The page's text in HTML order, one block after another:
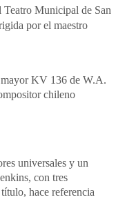
Teatro Municipal de San
por el maestro
mayor KV 136 de W.A.
chileno
universales y un
con tres
hace referencia